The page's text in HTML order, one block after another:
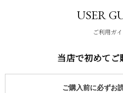
USER
ご利用ガ
当店で初めてご
ご購入前に必ずお